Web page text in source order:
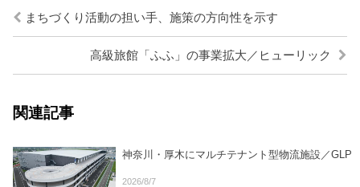
まちづくり活動の担い手、施策の方向性を示す
高級旅館「ふふ」の事業拡大／ヒューリック
関連記事
神奈川・厚木にマルチテナント型物流施設／GLP
2026/8/7